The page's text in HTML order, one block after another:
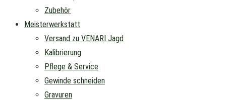
Zubehör
Meisterwerkstatt
Versand zu VENARI Jagd
Kalibrierung
Pflege & Service
Gewinde schneiden
Gravuren